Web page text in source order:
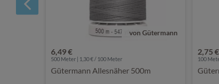
von Gütermann
6,49 €
500 Meter | 1,30 € / 100 Meter
Gütermann Allesnäher 500m
2,75 €
100